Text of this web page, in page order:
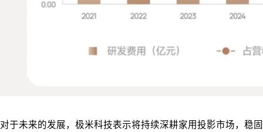
对于未来的发展，极米科技表示将持续深耕家用投影市场，稳固